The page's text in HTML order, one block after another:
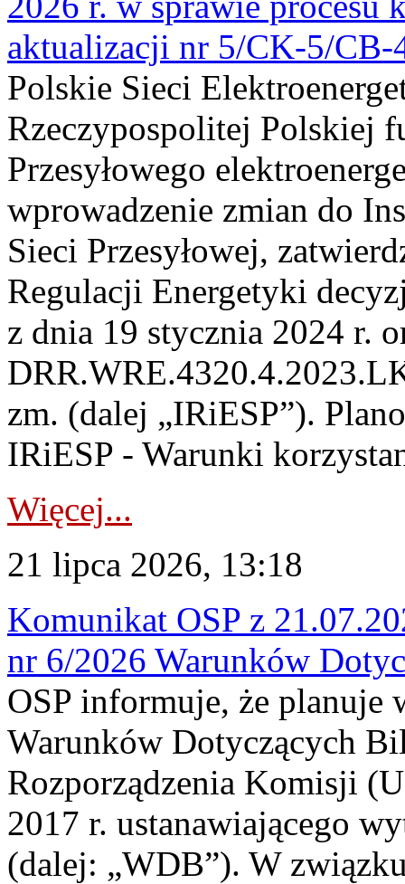
aktualizacji nr 5/CK-5/CB-
Polskie Sieci
Rzeczypospolitej Polskiej
Przesyłowego
wprowadzenie zmian do
Sieci Przesyłowej,
Regulacji Energetyki
z dnia 19 stycznia 2024 r.
zm. (dalej „IRiESP”).
IRiESP - Warunki
Więcej...
21 lipca 2026, 13:18
Komunikat OSP z
nr 6/2026 Warunków
OSP informuje, że planuje
Warunków Dotyczących
Rozporządzenia Komisji
2017 r. ustanawiającego
(dalej: „WDB”). W